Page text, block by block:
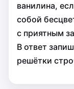
ванилина,
собой
с приятным
В ответ
решётки